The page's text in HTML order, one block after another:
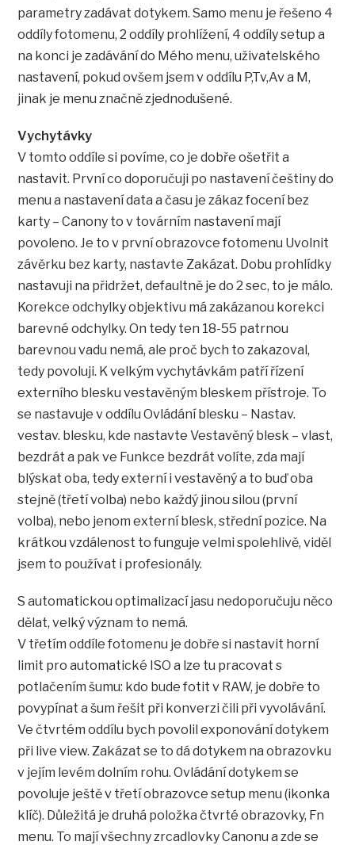
parametry zadávat dotykem. Samo menu je řešeno 4
oddíly fotomenu, 2 oddíly prohlížení, 4 oddíly setup a
na konci je zadávání do Mého menu, uživatelského
nastavení, pokud ovšem jsem v oddílu P,Tv,Av a M,
jinak je menu značně zjednodušené.
Vychytávky
V tomto oddíle si povíme, co je dobře ošetřit a
nastavit. První co doporučuji po nastavení češtiny do
menu a nastavení data a času je zákaz focení bez
karty – Canony to v továrním nastavení mají
povoleno. Je to v první obrazovce fotomenu Uvolnit
závěrku bez karty, nastavte Zakázat. Dobu prohlídky
nastavuji na přidržet, defaultně je do 2 sec, to je málo.
Korekce odchylky objektivu má zakázanou korekci
barevné odchylky. On tedy ten 18-55 patrnou
barevnou vadu nemá, ale proč bych to zakazoval,
tedy povoluji. K velkým vychytávkám patří řízení
externího blesku vestavěným bleskem přístroje. To
se nastavuje v oddílu Ovládání blesku – Nastav.
vestav. blesku, kde nastavte Vestavěný blesk – vlast,
bezdrát a pak ve Funkce bezdrát volíte, zda mají
blýskat oba, tedy externí i vestavěný a to buď oba
stejně (třetí volba) nebo každý jinou silou (první
volba), nebo jenom externí blesk, střední pozice. Na
krátkou vzdálenost to funguje velmi spolehlivě, viděl
jsem to používat i profesionály.
S automatickou optimalizací jasu nedoporučuju něco
dělat, velký význam to nemá.
V třetím oddíle fotomenu je dobře si nastavit horní
limit pro automatické ISO a lze tu pracovat s
potlačením šumu: kdo bude fotit v RAW, je dobře to
povypínat a šum řešit při konverzi čili při vyvolávání.
Ve čtvrtém oddílu bych povolil exponování dotykem
při live view. Zakázat se to dá dotykem na obrazovku
v jejím levém dolním rohu. Ovládání dotykem se
povoluje ještě v třetí obrazovce setup menu (ikonka
klíč). Důležitá je druhá položka čtvrté obrazovky, Fn
menu. To mají všechny zrcadlovky Canonu a zde se